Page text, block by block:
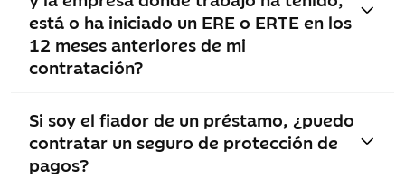
adicionales
Prolongación de
accidente
Desplazamiento
está o ha iniciado un ERE o ERTE en los
12 meses anteriores de mi
contratación?
Si soy el fiador de un préstamo, ¿puedo
contratar un seguro de protección de
pagos?